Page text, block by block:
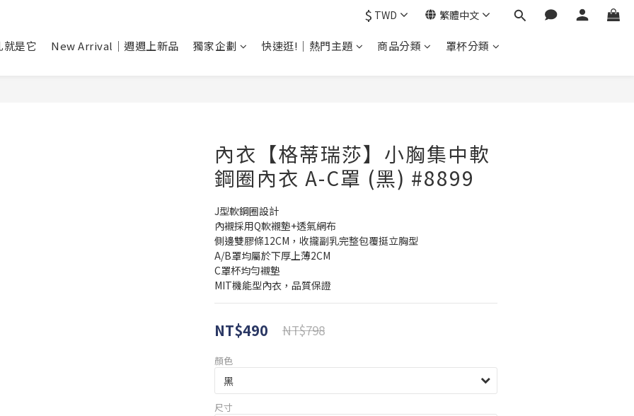
$ TWD 繁體中文
就是它 New Arrival｜週週上新品 獨家企劃 快速逛!｜熱門主題 商品分類 罩杯分類
內衣【格蒂瑞莎】小胸集中軟
鋼圈內衣 A-C罩 (黑) #8899
J型軟鋼圈設計
內襯採用Q軟襯墊+透氣網布
側邊雙膠條12CM，收攏副乳完整包覆挺立胸型
A/B罩均屬於下厚上薄2CM
C罩杯均勻襯墊
MIT機能型內衣，品質保證
NT$490 NT$798
顏色
尺寸